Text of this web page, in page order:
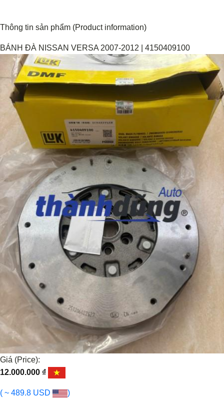
Thông tin sản phẩm (Product information)
BÁNH ĐÀ NISSAN VERSA 2007-2012 | 4150409100
Giá (Price):
12.000.000 ₫
( ~ 489.8 USD )